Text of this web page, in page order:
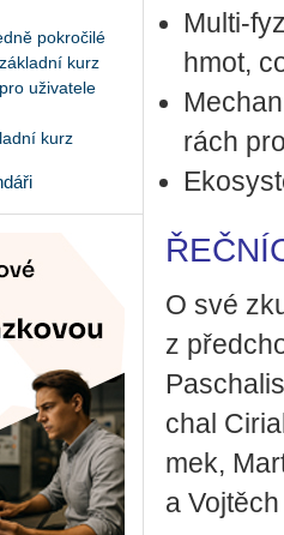
pokročilé
kurz
uživatele
kurz
Multi-
hmot,
rách
O své
z
chal
mek,
a